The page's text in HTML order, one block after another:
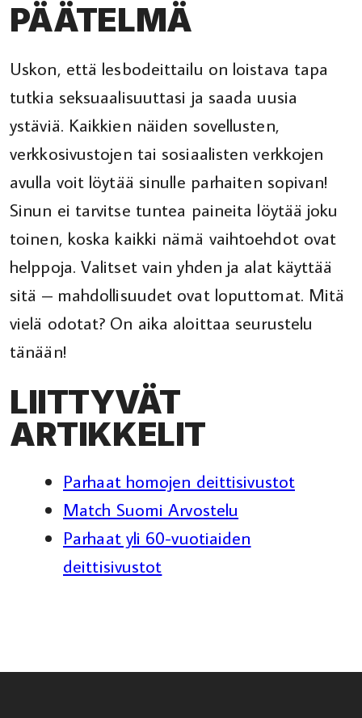
PÄÄTELMÄ
Uskon, että lesbodeittailu on loistava tapa
tutkia seksuaalisuuttasi ja saada uusia
ystäviä. Kaikkien näiden sovellusten,
verkkosivustojen tai sosiaalisten verkkojen
avulla voit löytää sinulle parhaiten sopivan!
Sinun ei tarvitse tuntea paineita löytää joku
toinen, koska kaikki nämä vaihtoehdot ovat
helppoja. Valitset vain yhden ja alat käyttää
sitä – mahdollisuudet ovat loputtomat. Mitä
vielä odotat? On aika aloittaa seurustelu
tänään!
LIITTYVÄT
ARTIKKELIT
Parhaat homojen deittisivustot
Match Suomi Arvostelu
Parhaat yli 60-vuotiaiden
deittisivustot